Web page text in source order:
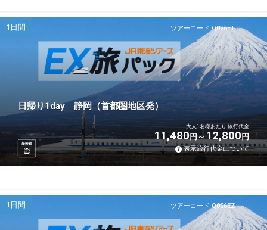
ツアーコード Q026ET
1日間
日帰り1day 静岡（首都圏地区発）
新幹線
大人1名様あたり 旅行代金
11,480円 12,800円
表示旅行代金について
ツアーコード Q026EZ
1日間